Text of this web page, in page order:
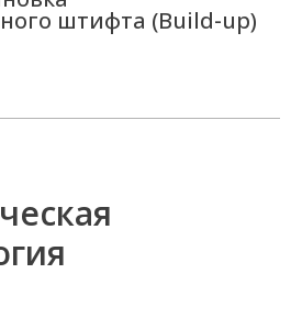
штифта (Build-up)